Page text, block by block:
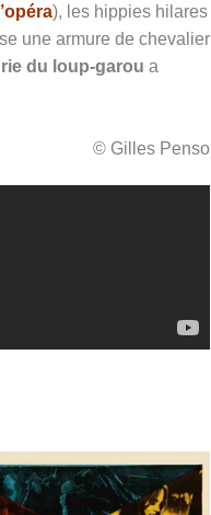
), les hippies hilares
une armure de chevalier
du loup-garou a
© Gilles Penso